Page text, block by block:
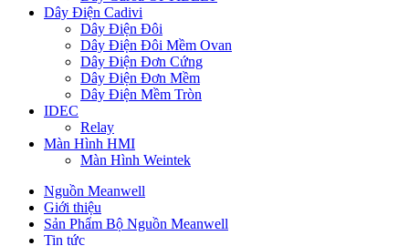
Dây Điện Cadivi
Dây Điện Đôi
Dây Điện Đôi Mềm Ovan
Dây Điện Đơn Cứng
Dây Điện Đơn Mềm
Dây Điện Mềm Tròn
IDEC
Relay
Màn Hình HMI
Màn Hình Weintek
Nguồn Meanwell
Giới thiệu
Sản Phẩm Bộ Nguồn Meanwell
Tin tức